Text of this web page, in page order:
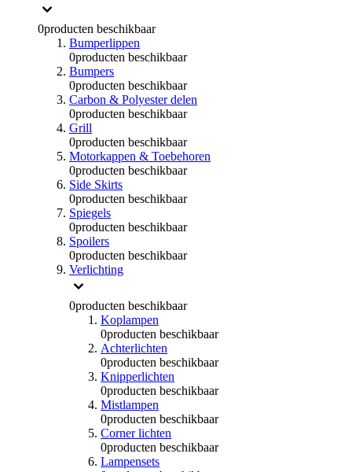
0producten beschikbaar
Bumperlippen
0producten beschikbaar
Bumpers
0producten beschikbaar
Carbon & Polyester delen
0producten beschikbaar
Grill
0producten beschikbaar
Motorkappen & Toebehoren
0producten beschikbaar
Side Skirts
0producten beschikbaar
Spiegels
0producten beschikbaar
Spoilers
0producten beschikbaar
Verlichting
0producten beschikbaar
Koplampen
0producten beschikbaar
Achterlichten
0producten beschikbaar
Knipperlichten
0producten beschikbaar
Mistlampen
0producten beschikbaar
Corner lichten
0producten beschikbaar
Lampensets